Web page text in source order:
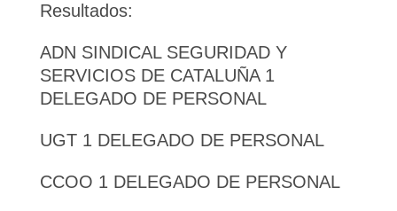
Resultados:
ADN SINDICAL SEGURIDAD Y
SERVICIOS DE CATALUÑA 1
DELEGADO DE PERSONAL
UGT 1 DELEGADO DE PERSONAL
CCOO 1 DELEGADO DE PERSONAL